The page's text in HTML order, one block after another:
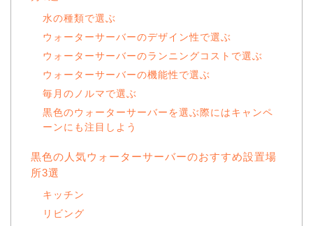
水の種類で選ぶ
ウォーターサーバーのデザイン性で選ぶ
ウォーターサーバーのランニングコストで選ぶ
ウォーターサーバーの機能性で選ぶ
毎月のノルマで選ぶ
黒色のウォーターサーバーを選ぶ際にはキャンペ
ーンにも注目しよう
黒色の人気ウォーターサーバーのおすすめ設置場
所3選
キッチン
リビング